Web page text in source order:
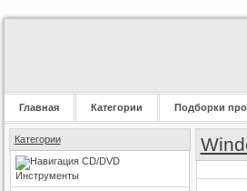
Главная Категории Подборки
Категории
CD/DVD
Инструменты